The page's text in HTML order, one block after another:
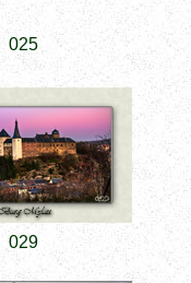
025
029